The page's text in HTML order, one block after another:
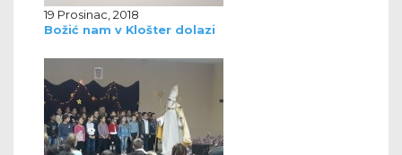
19 Prosinac, 2018
Božić nam v Klošter dolazi